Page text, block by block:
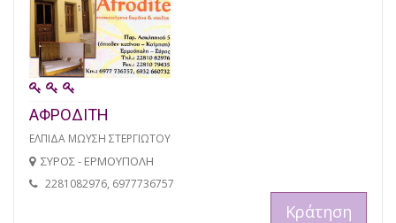
ΑΦΡΟΔΙΤΗ
ΕΛΠΙΔΑ ΜΩΥΣΗ ΣΤΕΡΓΙΩΤΟΥ
ΣΥΡΟΣ - ΕΡΜΟΥΠΟΛΗ
2281082976, 6977736757
Κράτηση